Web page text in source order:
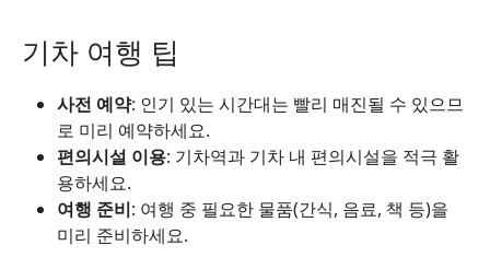
기차 여행 팁
사전 예약: 인기 있는 시간대는 빨리 매진될 수 있으므
로 미리 예약하세요.
편의시설 이용: 기차역과 기차 내 편의시설을 적극 활
용하세요.
여행 준비: 여행 중 필요한 물품(간식, 음료, 책 등)을
미리 준비하세요.